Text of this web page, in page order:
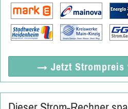
→ Jetzt Strompreis